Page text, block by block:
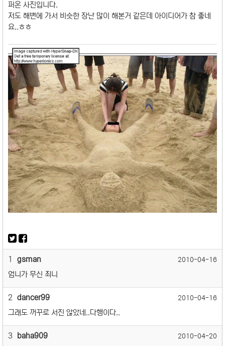
퍼온 사진입니다.
저도 해변에 가서 비슷한 장난 많이 해본거 같은데 아이디어가 참 좋네
요..ㅎㅎ
1 gsman 2010-04-16
엄니가 무신 죄니
2 dancer99 2010-04-16
그래도 꺼꾸로 서진 않았네..다행이다..
3 baha909 2010-04-20